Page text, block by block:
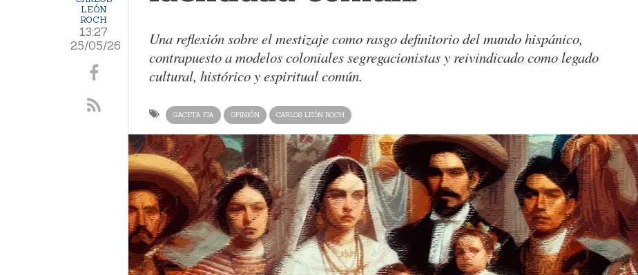
LEÓN
ROCH
13:27
25/05/26
Una reflexión sobre el mestizaje como rasgo definitorio del mundo hispánico,
contrapuesto a modelos coloniales segregacionistas y reivindicado como legado
cultural, histórico y espiritual común.
GACETA FJA OPINIÓN CARLOS LEÓN ROCH